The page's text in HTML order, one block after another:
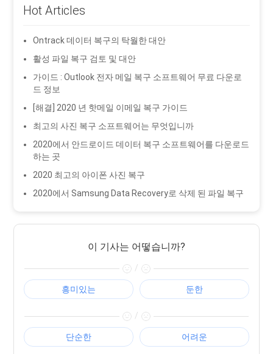
Hot Articles
Ontrack 데이터 복구의 탁월한 대안
활성 파일 복구 검토 및 대안
가이드 : Outlook 전자 메일 복구 소프트웨어 무료 다운로
드 정보
[해결] 2020 년 핫메일 이메일 복구 가이드
최고의 사진 복구 소프트웨어는 무엇입니까
2020에서 안드로이드 데이터 복구 소프트웨어를 다운로드
하는 곳
2020 최고의 아이폰 사진 복구
2020에서 Samsung Data Recovery로 삭제 된 파일 복구
이 기사는 어떻습니까?
/
흥미있는 둔한
/
단순한 어려운